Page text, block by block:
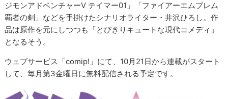
ジモンアドベンチャーV テイマー01」「ファイアーエムブレム
覇者の剣」などを手掛けたシナリオライター・井沢ひろし。作
品は原作を元にしつつも「とびきりキュートな現代コメディ」
となるそう。
ウェブサービス「comip!」にて、10月21日から連載がスタート
して、毎月第3金曜日に無料配信される予定です。